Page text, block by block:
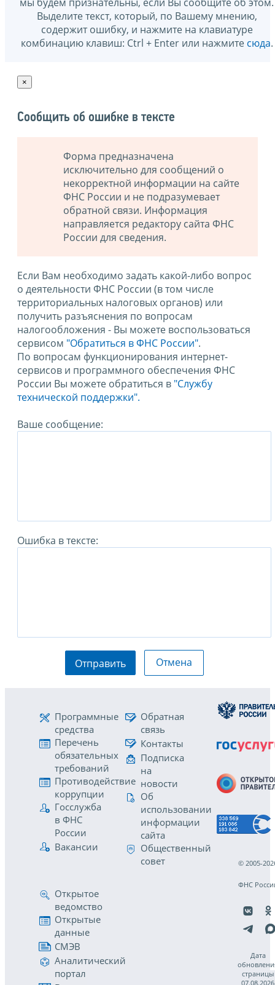
Выделите текст, который, по Вашему мнению,
содержит ошибку, и нажмите на клавиатуре
комбинацию клавиш: Ctrl + Enter или нажмите сюда.
×
Сообщить об ошибке в тексте
Форма предназначена
исключительно для сообщений о
некорректной информации на сайте
ФНС России и не подразумевает
обратной связи. Информация
направляется редактору сайта ФНС
России для сведения.
Если Вам необходимо задать какой-либо вопрос
о деятельности ФНС России (в том числе
территориальных налоговых органов) или
получить разъяснения по вопросам
налогообложения - Вы можете воспользоваться
сервисом "Обратиться в ФНС России".
По вопросам функционирования интернет-
сервисов и программного обеспечения ФНС
России Вы можете обратиться в "Службу
технической поддержки".
Ваше сообщение:
Ошибка в тексте:
Отправить Отмена
Программные
средства
Перечень
обязательных
требований
Противодействие
коррупции
Госслужба
в ФНС
России
Вакансии
Обратная
связь
Контакты
Подписка
на
новости
Об
использовании
информации
сайта
Общественный
совет
Открытое
ведомство
Открытые
данные
СМЭВ
Аналитический
портал
© 2005-
ФНС
Дата
страницы
07.08.2026